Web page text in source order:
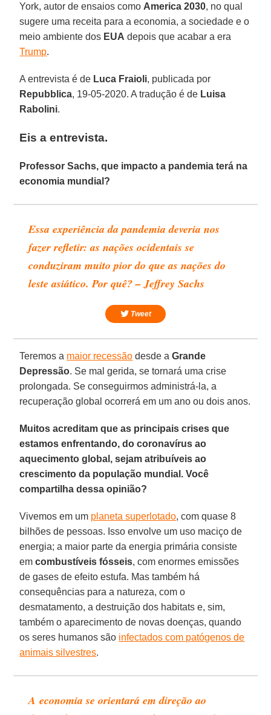
York, autor de ensaios como America 2030, no qual
sugere uma receita para a economia, a sociedade e o
meio ambiente dos EUA depois que acabar a era
Trump.
A entrevista é de Luca Fraioli, publicada por
Repubblica, 19-05-2020. A tradução é de Luisa
Rabolini.
Eis a entrevista.
Professor Sachs, que impacto a pandemia terá na
economia mundial?
Essa experiência da pandemia deveria nos
fazer refletir: as nações ocidentais se
conduziram muito pior do que as nações do
leste asiático. Por quê? – Jeffrey Sachs
Tweet
Teremos a maior recessão desde aGrande
Depressão. Se mal gerida, se tornará uma crise
prolongada. Se conseguirmos administrá-la, a
recuperação global ocorrerá em um ano ou dois anos.
Muitos acreditam que as principais crises que
estamos enfrentando, do coronavírus ao
aquecimento global, sejam atribuíveis ao
crescimento da população mundial. Você
compartilha dessa opinião?
Vivemos em um planeta superlotado, com quase 8
bilhões de pessoas. Isso envolve um uso maciço de
energia; a maior parte da energia primária consiste
emcombustíveis fósseis, com enormes emissões
de gases de efeito estufa. Mas também há
consequências para a natureza, com o
desmatamento, a destruição dos habitats e, sim,
também o aparecimento de novas doenças, quando
os seres humanos são infectados com patógenos de
animais silvestres.
A economia se orientará em direção ao